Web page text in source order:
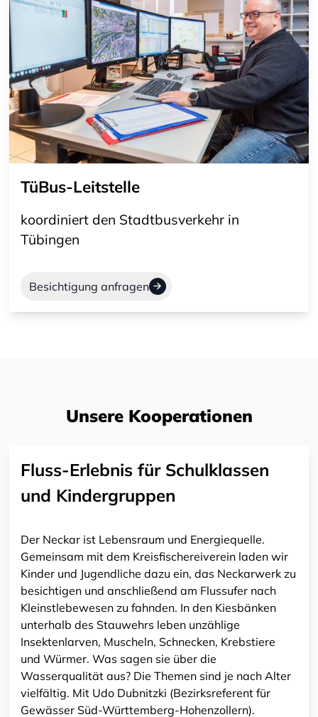
TüBus-Leitstelle
koordiniert den Stadtbusverkehr in
Tübingen
Besichtigung anfragen
Unsere Kooperationen
Fluss-Erlebnis für Schulklassen
und Kindergruppen
Der Neckar ist Lebensraum und Energiequelle.
Gemeinsam mit dem Kreisfischereiverein laden wir
Kinder und Jugendliche dazu ein, das Neckarwerk zu
besichtigen und anschließend am Flussufer nach
Kleinstlebewesen zu fahnden. In den Kiesbänken
unterhalb des Stauwehrs leben unzählige
Insektenlarven, Muscheln, Schnecken, Krebstiere
und Würmer. Was sagen sie über die
Wasserqualität aus? Die Themen sind je nach Alter
vielfältig. Mit Udo Dubnitzki (Bezirksreferent für
Gewässer Süd-Württemberg-Hohenzollern).